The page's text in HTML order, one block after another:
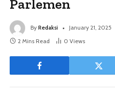
Parlemen
By Redaksi January 21, 2025
2 Mins Read
0 Views